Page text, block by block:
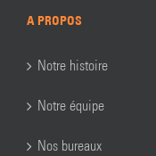
A PROPOS
Notre histoire
Notre équipe
Nos bureaux